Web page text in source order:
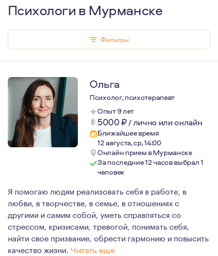
Психологи в Мурманске
Фильтры
Ольга
Психолог, психотерапевт
Опыт 9 лет
5000₽/лично или онлайн
Ближайшее время
12 августа, ср, 14:00
Онлайн прием в Мурманске
За последние 12 часов выбрал 1
человек
Я помогаю людям реализовать себя в работе, в
любви, в творчестве, в семье, в отношениях с
другими и самим собой, уметь справляться со
стрессом, кризисами, тревогой, понимать себя,
найти свое призвание, обрести гармонию и повысить
качество жизни. Читать еще